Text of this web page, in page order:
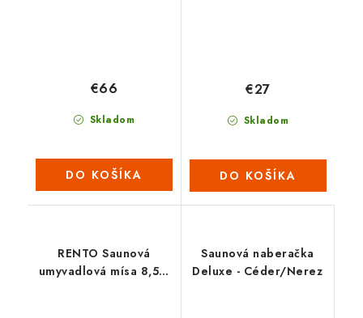
Skladom
€66
DO KOŠÍKA
Skladom
€27
DO KOŠÍKA
RENTO Saunová
umyvadlová mísa 8,5 L
Saunová naberačka
Deluxe - Céder/Nerez